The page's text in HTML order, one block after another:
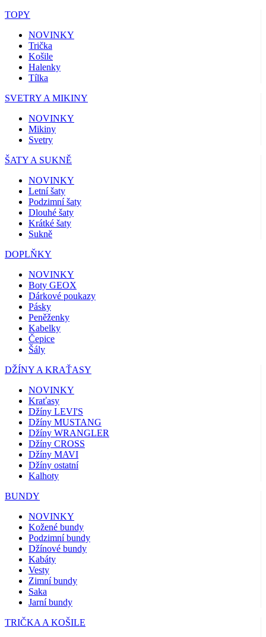
TOPY
NOVINKY
Trička
Košile
Halenky
Tílka
SVETRY A MIKINY
NOVINKY
Mikiny
Svetry
ŠATY A SUKNĚ
NOVINKY
Letní šaty
Podzimní šaty
Dlouhé šaty
Krátké šaty
Sukně
DOPLŇKY
NOVINKY
Boty GEOX
Dárkové poukazy
Pásky
Peněženky
Kabelky
Čepice
Šály
DŽÍNY A KRAŤASY
NOVINKY
Kraťasy
Džíny LEVI'S
Džíny MUSTANG
Džíny WRANGLER
Džíny CROSS
Džíny MAVI
Džíny ostatní
Kalhoty
BUNDY
NOVINKY
Kožené bundy
Podzimní bundy
Džínové bundy
Kabáty
Vesty
Zimní bundy
Saka
Jarní bundy
TRIČKA A KOŠILE